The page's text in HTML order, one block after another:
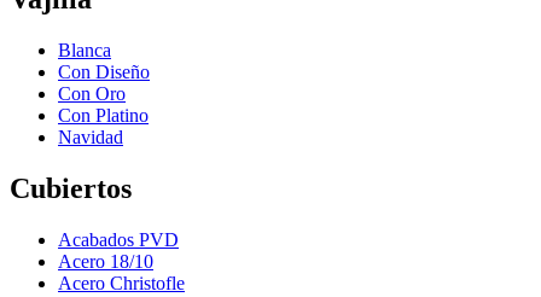
Blanca
Con Diseño
Con Oro
Con Platino
Navidad
Cubiertos
Acabados PVD
Acero 18/10
Acero Christofle